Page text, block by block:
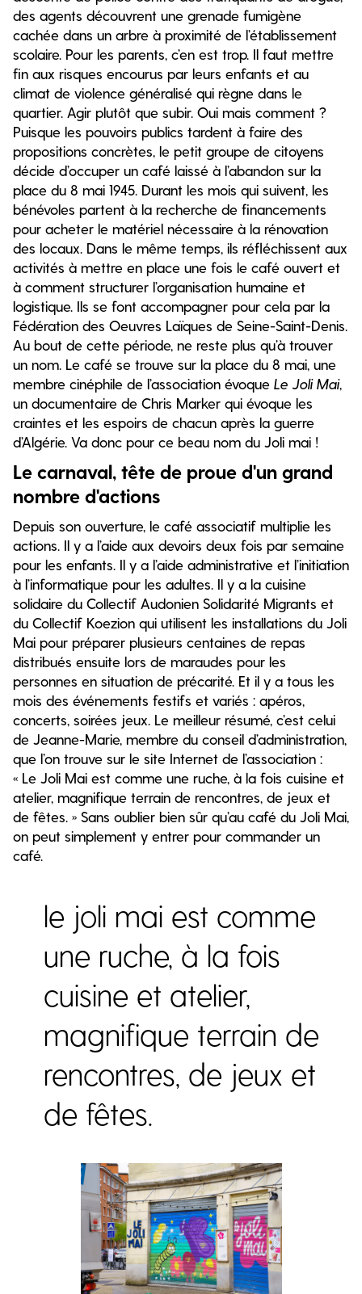
des agents découvrent une grenade fumigène
cachée dans un arbre à proximité de l’établissement
scolaire. Pour les parents, c’en est trop. Il faut mettre
fin aux risques encourus par leurs enfants et au
climat de violence généralisé qui règne dans le
quartier. Agir plutôt que subir. Oui mais comment ?
Puisque les pouvoirs publics tardent à faire des
propositions concrètes, le petit groupe de citoyens
décide d’occuper un café laissé à l’abandon sur la
place du 8 mai 1945. Durant les mois qui suivent, les
bénévoles partent à la recherche de financements
pour acheter le matériel nécessaire à la rénovation
des locaux. Dans le même temps, ils réfléchissent aux
activités à mettre en place une fois le café ouvert et
à comment structurer l’organisation humaine et
logistique. Ils se font accompagner pour cela par la
Fédération des Oeuvres Laïques de Seine-Saint-Denis.
Au bout de cette période, ne reste plus qu’à trouver
un nom. Le café se trouve sur la place du 8 mai, une
membre cinéphile de l’association évoque Le Joli Mai,
un documentaire de Chris Marker qui évoque les
craintes et les espoirs de chacun après la guerre
d’Algérie. Va donc pour ce beau nom du Joli mai !
Le carnaval, tête de proue d'un grand
nombre d'actions
Depuis son ouverture, le café associatif multiplie les
actions. Il y a l’aide aux devoirs deux fois par semaine
pour les enfants. Il y a l’aide administrative et l’initiation
à l’informatique pour les adultes. Il y a la cuisine
solidaire du Collectif Audonien Solidarité Migrants et
du Collectif Koezion qui utilisent les installations du Joli
Mai pour préparer plusieurs centaines de repas
distribués ensuite lors de maraudes pour les
personnes en situation de précarité. Et il y a tous les
mois des événements festifs et variés : apéros,
concerts, soirées jeux. Le meilleur résumé, c’est celui
de Jeanne-Marie, membre du conseil d’administration,
que l’on trouve sur le site Internet de l’association :
« Le Joli Mai est comme une ruche, à la fois cuisine et
atelier, magnifique terrain de rencontres, de jeux et
de fêtes. » Sans oublier bien sûr qu’au café du Joli Mai,
on peut simplement y entrer pour commander un
café.
le joli mai est comme
une ruche, à la fois
cuisine et atelier,
magnifique terrain de
rencontres, de jeux et
de fêtes.